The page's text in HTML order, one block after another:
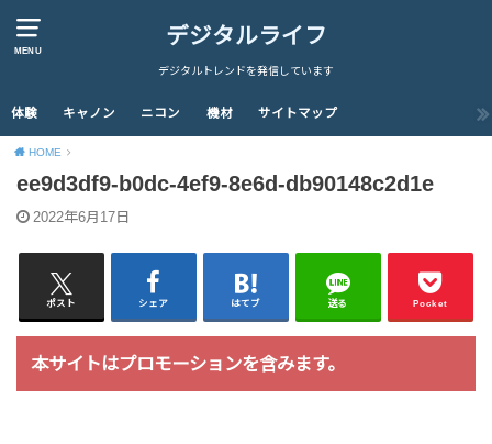
MENU
デジタルライフ
デジタルトレンドを発信しています
体験 キャノン ニコン 機材 サイトマップ
HOME
ee9d3df9-b0dc-4ef9-8e6d-db90148c2d1e
2022年6月17日
ポスト シェア はてブ 送る Pocket
本サイトはプロモーションを含みます。